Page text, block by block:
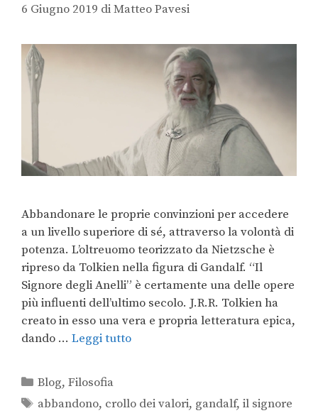
6 Giugno 2019 diMatteo Pavesi
Abbandonare le proprie convinzioni per accedere
a un livello superiore di sé, attraverso la volontà di
potenza. L’oltreuomo teorizzato da Nietzsche è
ripreso da Tolkien nella figura di Gandalf. “Il
Signore degli Anelli” è certamente una delle opere
più influenti dell’ultimo secolo. J.R.R. Tolkien ha
creato in esso una vera e propria letteratura epica,
dando … Leggi tutto
Blog,Filosofia
abbandono, crollo dei valori, gandalf,il signore